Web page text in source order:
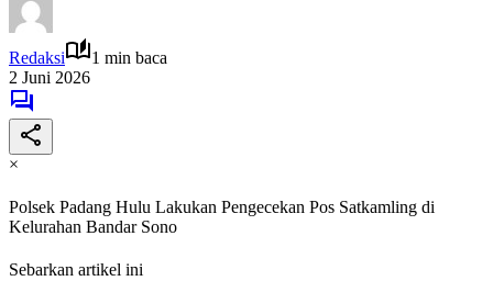
Redaksi
1 min baca
2 Juni 2026
×
Polsek Padang Hulu Lakukan Pengecekan Pos Satkamling di
Kelurahan Bandar Sono
Sebarkan artikel ini